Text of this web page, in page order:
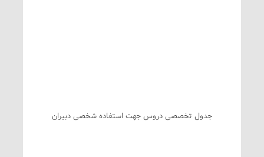
جدول تخصصی دروس جهت استفاده شخصی دبیران